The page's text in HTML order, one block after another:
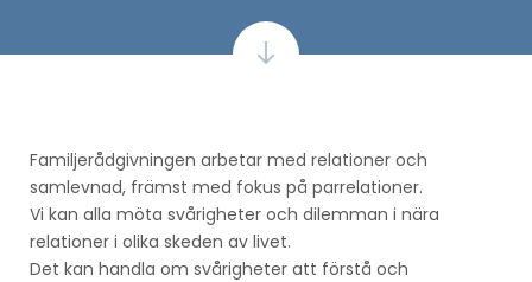
Familjerådgivningen arbetar med relationer och
samlevnad, främst med fokus på parrelationer.
Vi kan alla möta svårigheter och dilemman i nära
relationer i olika skeden av livet.
Det kan handla om svårigheter att förstå och